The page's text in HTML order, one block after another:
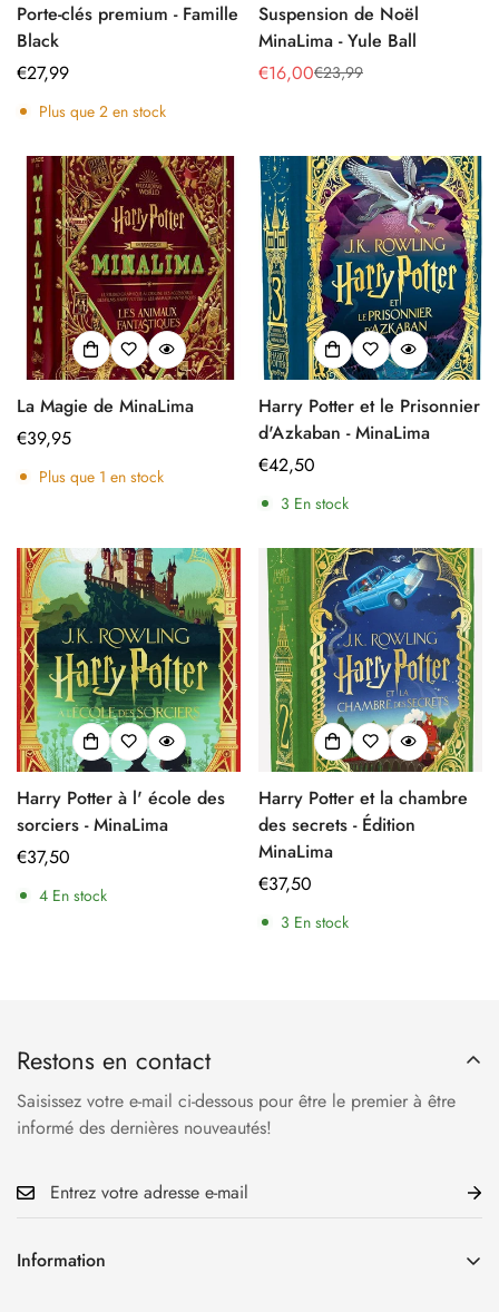
Porte-clés premium - Famille
Black
Prix
régulier
€27,99
Plus que 2 en stock
Suspension de Noël
MinaLima - Yule Ball
Prix
€16,00
Prix
€23,99
La Magie de MinaLima
Prix
régulier
€39,95
Plus que 1 en stock
Harry Potter et le Prisonnier
d'Azkaban - MinaLima
Prix
régulier
€42,50
3 En stock
Harry Potter à l' école des
sorciers - MinaLima
Prix
régulier
€37,50
4 En stock
Harry Potter et la chambre
des secrets - Édition
MinaLima
Prix
régulier
€37,50
3 En stock
Information
Restons en contact
Saisissez votre e-mail ci-dessous pour être le premier à être
informé des dernières nouveautés!